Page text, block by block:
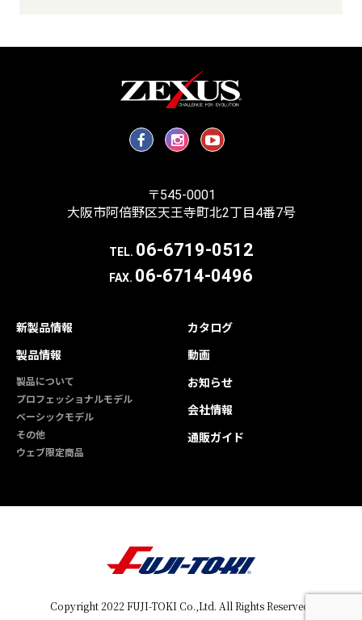
〒545-0001
大阪市阿倍野区天王寺町北2丁目4番7号
TEL. 06-6719-0512
FAX. 06-6714-0496
新製品情報
製品情報
製品について
プロフェッショナルモデル
ベーシックモデル
その他
ウェブ限定商品
カタログ
動画
お知らせ
会社情報
通販ガイド
Copyright 2022 FUJI-TOKI Co.,Ltd. All Rights Reserved.